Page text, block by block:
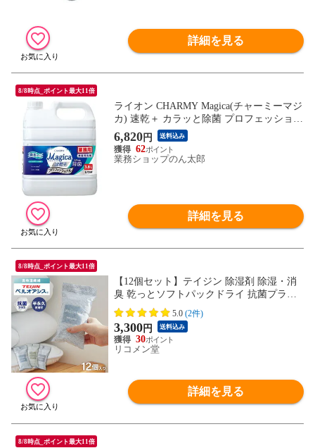
詳細を見る
8/8時点_ポイント最大11倍
ライオン CHARMY Magica(チャーミーマジ
カ) 速乾＋ カラッと除菌 プロフェッショナ
ル 微香シトラスグリーンの香り 3.8L×3本
入●ケース販売お徳用
6,820円 送料込み
62
業務ショップのん太郎
詳細を見る
8/8時点_ポイント最大11倍
【12個セット】テイジン 除湿剤 除湿・消
臭 乾っとソフトパックドライ 抗菌プラス
ミニ 新デザイン ベルオアシス 日本製 繰り
返し 除湿 抗菌 消臭 湿気対策 カビ対策 帝
人フロンティア TEIJIN【送料無料】
5.0 (2件)
3,300円 送料込み
30
リコメン堂
詳細を見る
8/8時点_ポイント最大11倍